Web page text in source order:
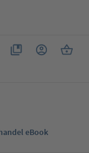
Du hast 0 Produkte
eBook